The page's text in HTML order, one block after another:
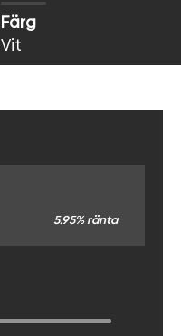
Färg
Vit
5.95% ränta